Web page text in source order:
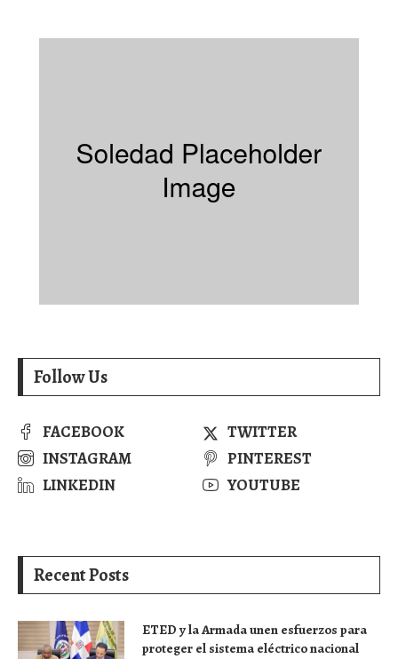
Follow Us
FACEBOOK
TWITTER
INSTAGRAM
PINTEREST
LINKEDIN
YOUTUBE
Recent Posts
ETED y la Armada unen esfuerzos para
proteger el sistema eléctrico nacional